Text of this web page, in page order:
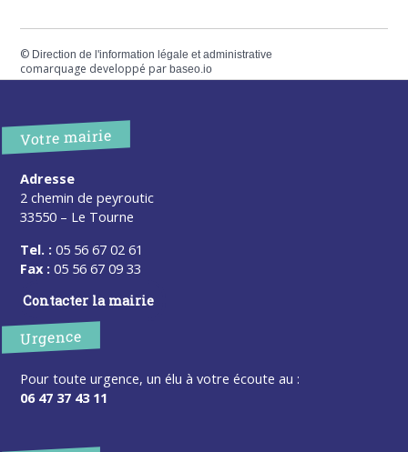
© Direction de l'information légale et administrative
comarquage developpé parbaseo.io
Votre mairie
Adresse
2 chemin de peyroutic
33550 – Le Tourne
Tel. : 05 56 67 02 61
Fax : 05 56 67 09 33
Contacter la mairie
Urgence
Pour toute urgence, un élu à votre écoute au :
06 47 37 43 11